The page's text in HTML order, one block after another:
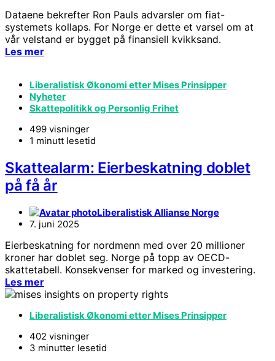
Dataene bekrefter Ron Pauls advarsler om fiat-
systemets kollaps. For Norge er dette et varsel om at
vår velstand er bygget på finansiell kvikksand.
Les mer
Liberalistisk Økonomi etter Mises Prinsipper
Nyheter
Skattepolitikk og Personlig Frihet
499 visninger
1 minutt lesetid
Skattealarm: Eierbeskatning doblet
på få år
Liberalistisk Allianse Norge
7. juni 2025
Eierbeskatning for nordmenn med over 20 millioner
kroner har doblet seg. Norge på topp av OECD-
skattetabell. Konsekvenser for marked og investering.
Les mer
Liberalistisk Økonomi etter Mises Prinsipper
402 visninger
3 minutter lesetid